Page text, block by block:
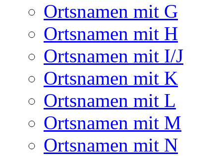
Ortsnamen mit G
Ortsnamen mit H
Ortsnamen mit I/J
Ortsnamen mit K
Ortsnamen mit L
Ortsnamen mit M
Ortsnamen mit N